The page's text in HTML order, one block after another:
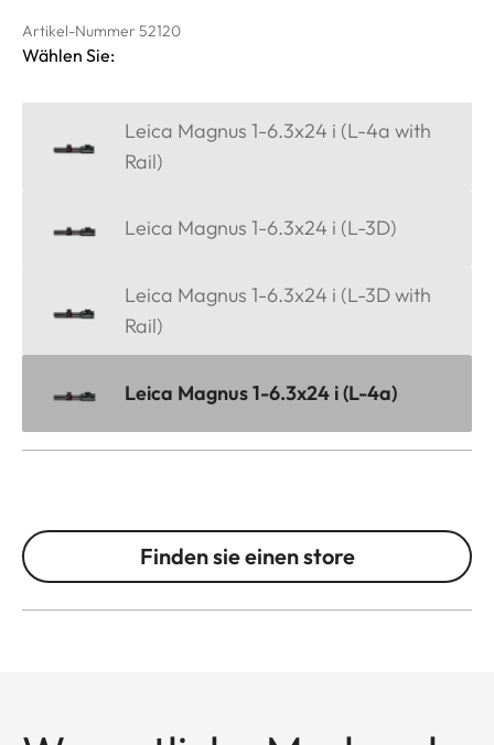
Artikel-Nummer 52120
Wählen Sie:
Leica Magnus 1-6.3x24 i (L-4a with
Rail)
Leica Magnus 1-6.3x24 i (L-3D)
Leica Magnus 1-6.3x24 i (L-3D with
Rail)
Leica Magnus 1-6.3x24 i (L-4a)
Finden sie einen store